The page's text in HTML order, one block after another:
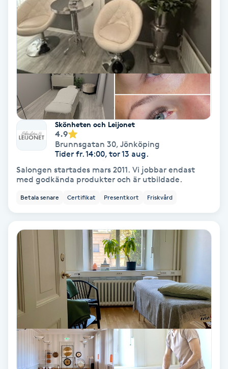
IPL hårborttagning
IR-massage
Japansk massage
Katun fransar
Kemisk peeling
Keratinbehandling
Kinesiologi
Kinesisk medicin
Kiropraktik
Klangmassage
Klippning
Skönheten och Leijonet
4.9
Brunnsgatan 30, Jönköping
Tider fr. 14:00, tor 13 aug.
Salongen startades mars 2011. Vi jobbar endast
med godkända produkter och är utbildade.
Betala senare Certifikat Presentkort Friskvård